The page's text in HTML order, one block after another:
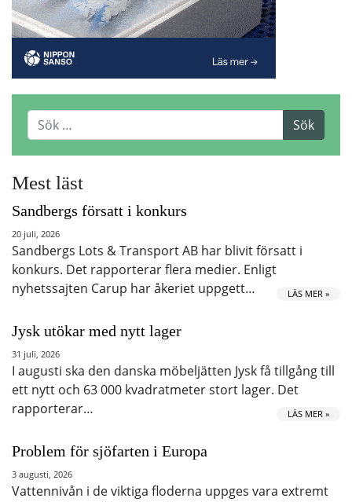
Mest läst
Sandbergs försatt i konkurs
20 juli, 2026
Sandbergs Lots & Transport AB har blivit försatt i
konkurs. Det rapporterar flera medier. Enligt
nyhetssajten Carup har åkeriet uppgett…
LÄS MER »
Jysk utökar med nytt lager
31 juli, 2026
I augusti ska den danska möbeljätten Jysk få tillgång till
ett nytt och 63 000 kvadratmeter stort lager. Det
rapporterar…
LÄS MER »
Problem för sjöfarten i Europa
3 augusti, 2026
Vattennivån i de viktiga floderna uppges vara extremt